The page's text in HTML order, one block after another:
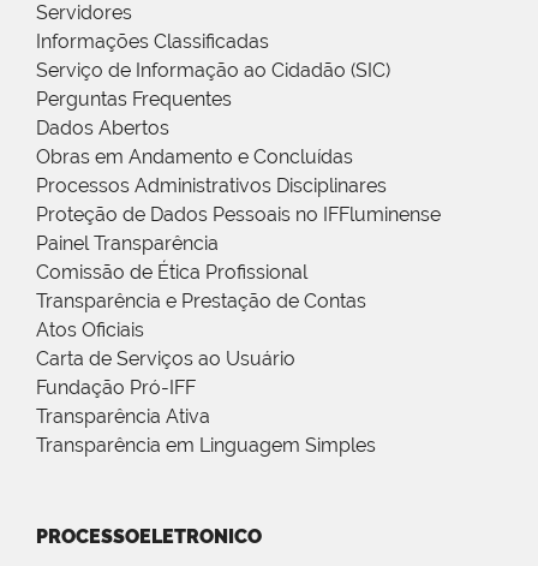
Servidores
Informações Classificadas
Serviço de Informação ao Cidadão (SIC)
Perguntas Frequentes
Dados Abertos
Obras em Andamento e Concluídas
Processos Administrativos Disciplinares
Proteção de Dados Pessoais no IFFluminense
Painel Transparência
Comissão de Ética Profissional
Transparência e Prestação de Contas
Atos Oficiais
Carta de Serviços ao Usuário
Fundação Pró-IFF
Transparência Ativa
Transparência em Linguagem Simples
PROCESSOELETRONICO